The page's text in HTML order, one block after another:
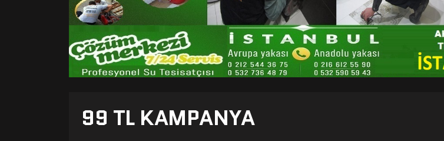
99 TL KAMPANYA